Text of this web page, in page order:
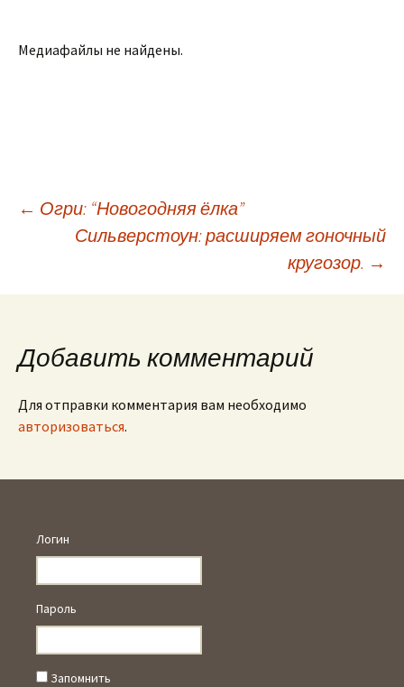
Медиафайлы не найдены.
Навигация
по
записям
← Огри: “Новогодняя ёлка”
Сильверстоун: расширяем гоночный
кругозор. →
Добавить комментарий
Для отправки комментария вам необходимо
авторизоваться.
Логин
Пароль
Запомнить